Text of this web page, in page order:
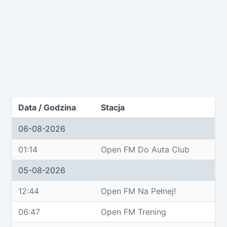
Data / Godzina Stacja
06-08-2026
01:14 Open FM Do Auta Club
05-08-2026
12:44 Open FM Na Pełnej!
06:47 Open FM Trening